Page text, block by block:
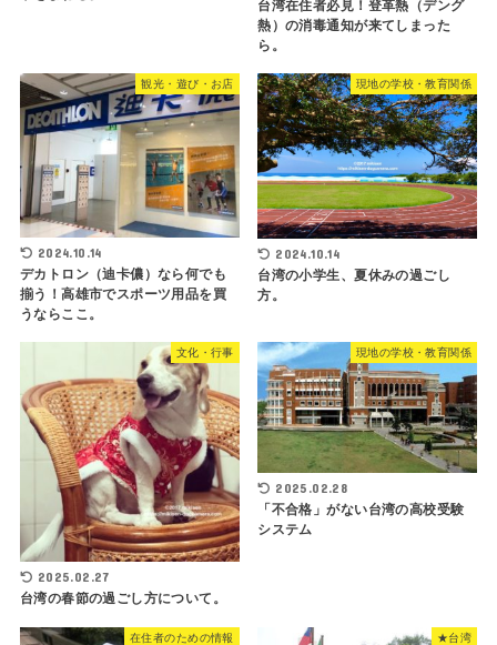
台湾在住者必見！登革熱（デング
熱）の消毒通知が来てしまった
ら。
観光・遊び・お店
2024.10.14
デカトロン（迪卡儂）なら何でも
揃う！高雄市でスポーツ用品を買
うならここ。
現地の学校・教育関係
2024.10.14
台湾の小学生、夏休みの過ごし
方。
文化・行事
2025.02.27
台湾の春節の過ごし方について。
現地の学校・教育関係
2025.02.28
「不合格」がない台湾の高校受験
システム
在住者のための情報 ★台湾